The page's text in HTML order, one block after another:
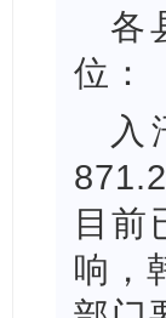
各
位：
入
目前
响，